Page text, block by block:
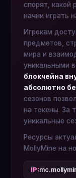
спорят,
начни играть
Игрокам
предметов,
мира и
уникальными
блокчейна
абсолютно
сезонов
на токены. За
уникальные
Ресурсы
MollyMine на
IP: